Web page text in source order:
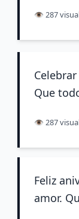
👁️ 287
Que
👁️ 287
Feliz
amor.